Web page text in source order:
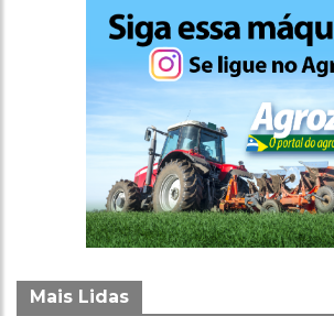
Mais Lidas